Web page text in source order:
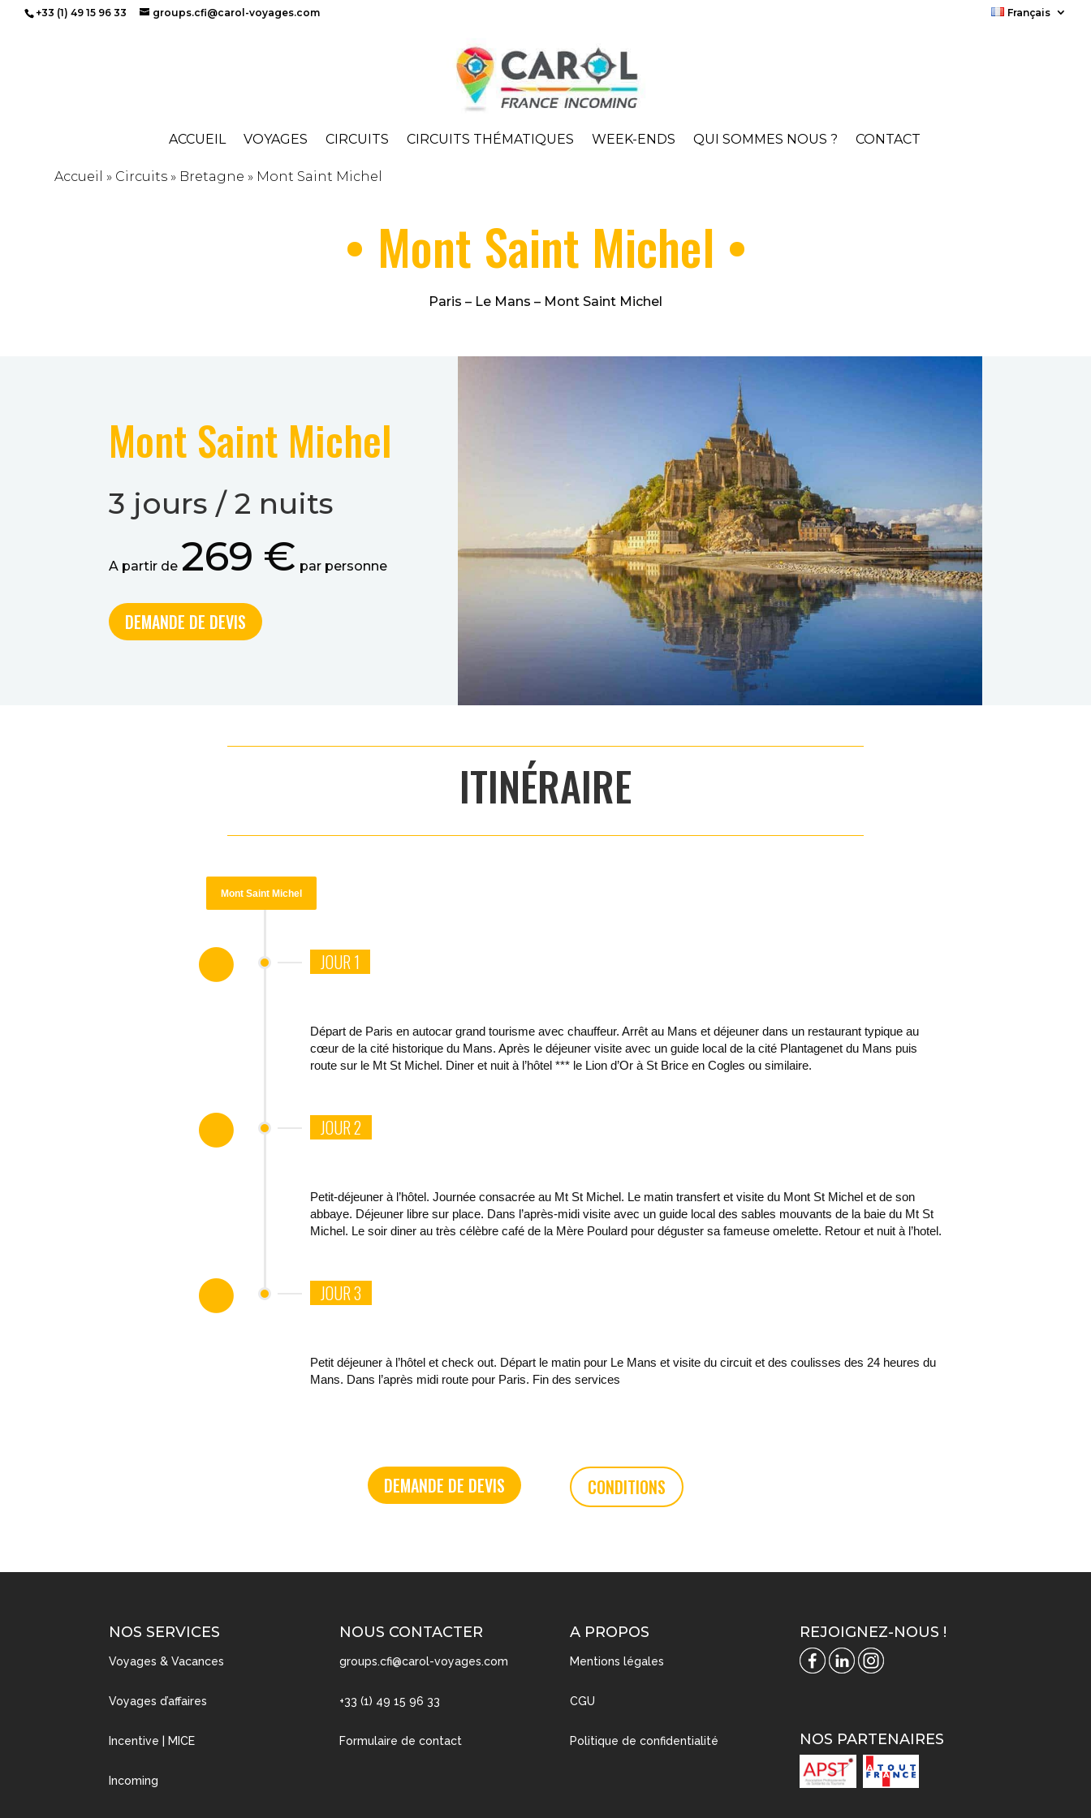
+33 (1) 49 15 96 33 groups.cfi@carol-voyages.com Français
ACCUEIL VOYAGES CIRCUITS CIRCUITS THÉMATIQUES WEEK-ENDS QUI SOMMES NOUS ? CONTACT
Accueil » Circuits » Bretagne » Mont Saint Michel
• Mont Saint Michel •
Paris – Le Mans – Mont Saint Michel
Mont Saint Michel
3 jours / 2 nuits
A partir de 269 € par personne
DEMANDE DE DEVIS
ITINÉRAIRE
Mont Saint Michel
JOUR 1
Départ de Paris en autocar grand tourisme avec chauffeur. Arrêt au Mans et déjeuner dans un restaurant typique au
cœur de la cité historique du Mans. Après le déjeuner visite avec un guide local de la cité Plantagenet du Mans puis
route sur le Mt St Michel. Diner et nuit à l’hôtel *** le Lion d’Or à St Brice en Cogles ou similaire.
JOUR 2
Petit-déjeuner à l’hôtel. Journée consacrée au Mt St Michel. Le matin transfert et visite du Mont St Michel et de son
abbaye. Déjeuner libre sur place. Dans l’après-midi visite avec un guide local des sables mouvants de la baie du Mt St
Michel. Le soir diner au très célèbre café de la Mère Poulard pour déguster sa fameuse omelette. Retour et nuit à l’hotel.
JOUR 3
Petit déjeuner à l’hôtel et check out. Départ le matin pour Le Mans et visite du circuit et des coulisses des 24 heures du
Mans. Dans l’après midi route pour Paris. Fin des services
DEMANDE DE DEVIS CONDITIONS
NOS SERVICES
Voyages & Vacances
Voyages d’affaires
Incentive | MICE
Incoming
NOUS CONTACTER
groups.cfi@carol-voyages.com
+33 (1) 49 15 96 33
Formulaire de contact
A PROPOS
Mentions légales
CGU
Politique de confidentialité
REJOIGNEZ-NOUS !
NOS PARTENAIRES